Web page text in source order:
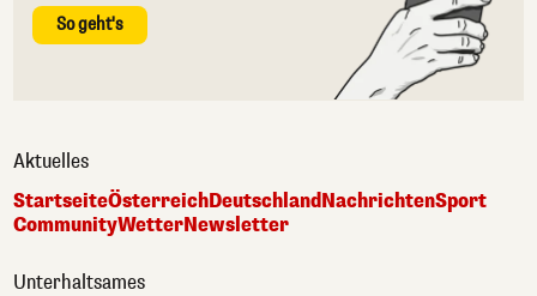
So geht's
Aktuelles
StartseiteÖsterreichDeutschlandNachrichtenSport
CommunityWetterNewsletter
Unterhaltsames